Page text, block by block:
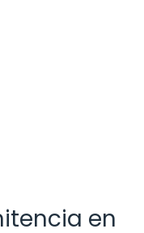
en